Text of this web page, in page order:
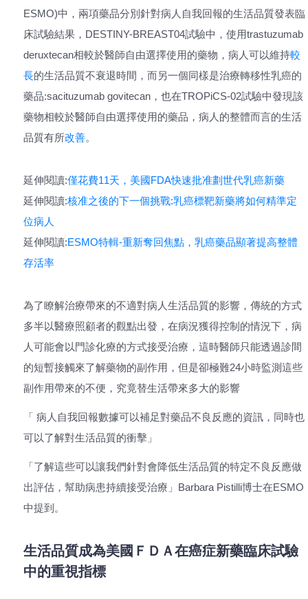
ESMO)中，兩項藥品分別針對病人自我回報的生活品質發表臨
床試驗結果，DESTINY-BREAST04試驗中，使用trastuzumab
deruxtecan相較於醫師自由選擇使用的藥物，病人可以維持較
長的生活品質不衰退時間，而另一個同樣是治療轉移性乳癌的
藥品:sacituzumab govitecan，也在TROPiCS-02試驗中發現該
藥物相較於醫師自由選擇使用的藥品，病人的整體而言的生活
品質有所改善。
延伸閱讀:僅花費11天，美國FDA快速批准劃世代乳癌新藥
延伸閱讀:核准之後的下一個挑戰:乳癌標靶新藥將如何精準定
位病人
延伸閱讀:ESMO特輯-重新奪回焦點，乳癌藥品顯著提高整體
存活率
為了瞭解治療帶來的不適對病人生活品質的影響，傳統的方式
多半以醫療照顧者的觀點出發，在病況獲得控制的情況下，病
人可能會以門診化療的方式接受治療，這時醫師只能透過診間
的短暫接觸來了解藥物的副作用，但是卻極難24小時監測這些
副作用帶來的不便，究竟替生活帶來多大的影響
「 病人自我回報數據可以補足對藥品不良反應的資訊，同時也
可以了解對生活品質的衝擊」
「了解這些可以讓我們針對會降低生活品質的特定不良反應做
出評估，幫助病患持續接受治療」Barbara Pistilli博士在ESMO
中提到。
生活品質成為美國ＦＤＡ在癌症新藥臨床試驗
中的重視指標